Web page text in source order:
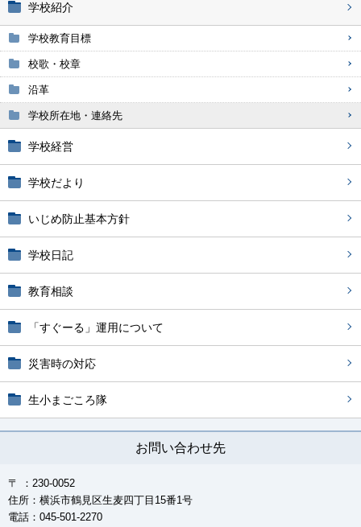
学校紹介
学校教育目標
校歌・校章
沿革
学校所在地・連絡先
学校経営
学校だより
いじめ防止基本方針
学校日記
教育相談
「すぐーる」運用について
災害時の対応
生小まごころ隊
お問い合わせ先
〒 ：230-0052
住所：横浜市鶴見区生麦四丁目15番1号
電話：045-501-2270